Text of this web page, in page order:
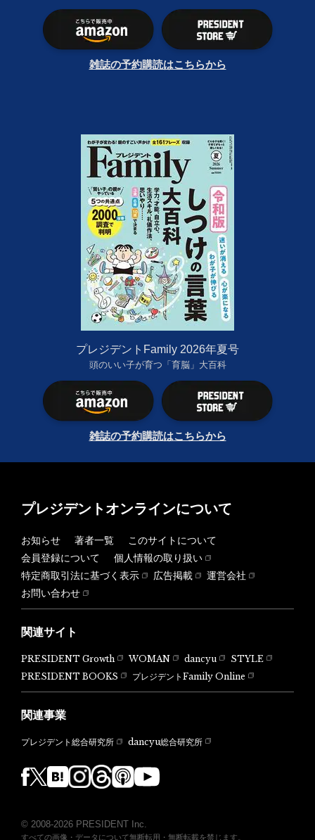
雑誌の予約購読はこちらから
プレジデントFamily 2026年夏号
頭のいい子が育つ「育脳」大百科
雑誌の予約購読はこちらから
プレジデントオンラインについて
お知らせ 著者一覧
このサイトについて
会員登録について
個人情報の取り扱い
特定商取引法に基づく表示
広告掲載
運営会社
お問い合わせ
関連サイト
PRESIDENT Growth WOMAN dancyu
STYLE
PRESIDENT BOOKS
プレジデントFamily Online
関連事業
プレジデント総合研究所 dancyu総合研究所
© 2008-2026 PRESIDENT Inc.
すべての画像・データについて無断転用・無断転載を禁じます。